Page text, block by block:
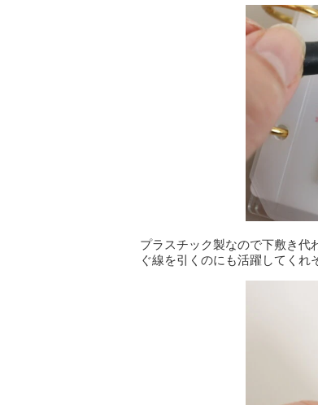
プラスチック製なので下敷き代
ぐ線を引くのにも活躍してくれ